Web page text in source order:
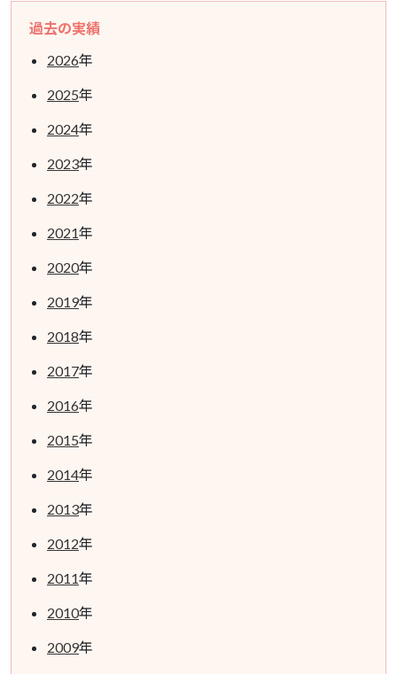
過去の実績
2026年
2025年
2024年
2023年
2022年
2021年
2020年
2019年
2018年
2017年
2016年
2015年
2014年
2013年
2012年
2011年
2010年
2009年